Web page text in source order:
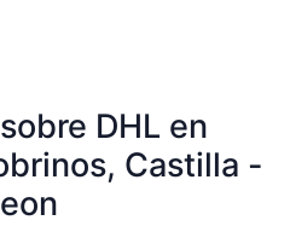
DHL en
Castilla -